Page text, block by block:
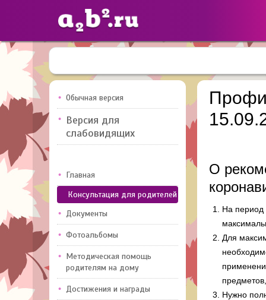
Сайты
педагогов
Добавлено — 10947
Обычная версия
Версия для
слабовидящих
Главная
Консультация для родителей
Документы
Фотоальбомы
Методическая помощь
родителям на дому
Достижения и награды
О
На период
Для
Нужно